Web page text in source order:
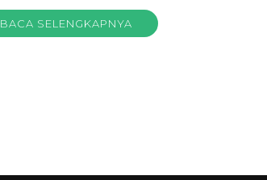
BACA SELENGKAPNYA